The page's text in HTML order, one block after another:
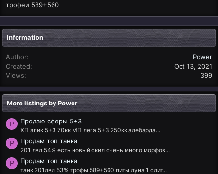
трофеи 589+560
Information
Author
Power
Created
Oct 13, 2021
Views
399
More listings by Power
P Продаю сферы 5+3
ХП эпик 5+3 70кк МП лега 5+3 250кк алебарда...
P Продам топ танка
201 лвл 54% есть новый скил очень много морфов...
P Продам топ танка
танк 201лвл 53% трофы 589+560 питы луна 1 слит...